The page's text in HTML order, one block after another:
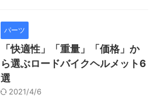
パーツ
「快適性」「重量」「価格」か
ら選ぶロードバイクヘルメット6
選
2021/4/6